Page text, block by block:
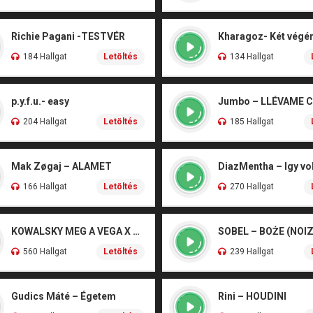
Richie Pagani -TESTVÉR
184 Hallgat Letöltés 134 Hallgat
p.y.f.u.- easy
204 Hallgat Letöltés
Jumbo – LLÉVAME
185 Hallgat
Mak Zøgaj – ALAMET
166 Hallgat Letöltés
DiazMentha – Igy
270 Hallgat
KOWALSKY MEG A VEGA X SZEBÉNYI DANI – CSÓNAK
560 Hallgat Letöltés 239 Hallgat
Gudics Máté – Égetem Rini – HOUDINI